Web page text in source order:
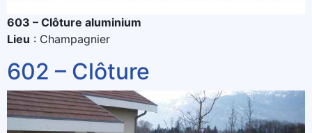
603 – Clôture aluminium
Lieu : Champagnier
602 – Clôture